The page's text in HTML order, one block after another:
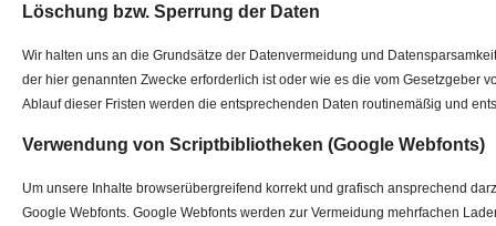
Löschung bzw. Sperrung der Daten
Wir halten uns an die Grundsätze der Datenvermeidung und
der hier genannten Zwecke erforderlich ist oder wie es die vom Gesetzgeber
Ablauf dieser Fristen werden die entsprechenden Daten routinemäßig und
Verwendung von Scriptbibliotheken (Google Webfonts)
Um unsere Inhalte browserübergreifend korrekt und grafisch ansprechend
Google Webfonts. Google Webfonts werden zur Vermeidung mehrfachen